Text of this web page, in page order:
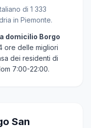
di 1 333
in Piemonte.
domicilio Borgo
ore delle migliori
dei residenti di
7:00-22:00.
San